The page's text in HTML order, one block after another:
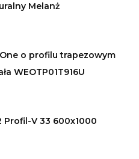
Melanż
One o profilu trapezowym
WEOTP01T916U
Profil-V 33 600x1000